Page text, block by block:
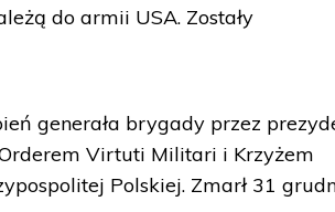
do armii USA. Zostały
generała brygady przez
Virtuti Militari i Krzyżem
Polskiej. Zmarł 31